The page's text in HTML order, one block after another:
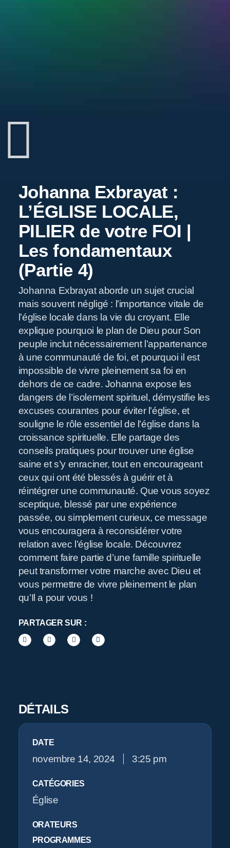
Johanna Exbrayat :
L’ÉGLISE LOCALE,
PILIER de votre FOI |
Les fondamentaux
(Partie 4)
Johanna Exbrayat aborde un sujet crucial
mais souvent négligé : l’importance vitale de
l’église locale dans la vie du croyant. Elle
explique pourquoi le plan de Dieu pour Son
peuple inclut nécessairement l’appartenance
à une communauté de foi, et pourquoi il est
impossible de vivre pleinement sa foi en
dehors de ce cadre. Johanna expose les
dangers de l’isolement spirituel, démystifie les
excuses courantes pour éviter l’église, et
souligne le rôle essentiel de l’église dans la
croissance spirituelle. Elle partage des
conseils pratiques pour trouver une église
saine et s’y enraciner, tout en encourageant
ceux qui ont été blessés à guérir et à
réintégrer une communauté. Que vous soyez
sceptique, blessé par une expérience
passée, ou simplement curieux, ce message
vous encouragera à reconsidérer votre
relation avec l’église locale. Découvrez
comment faire partie d’une famille spirituelle
peut transformer votre marche avec Dieu et
vous permettre de vivre pleinement le plan
qu’Il a pour vous !
PARTAGER SUR :
DÉTAILS
DATE
novembre 14, 2024 3:25 pm
CATÉGORIES
Église
ORATEURS
PROGRAMMES